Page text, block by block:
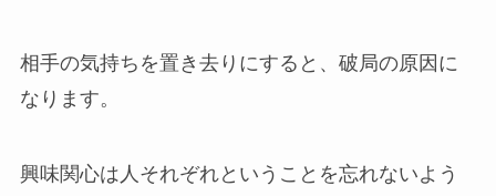
相手の気持ちを置き去りにすると、破局の原因に
なります。
興味関心は人それぞれということを忘れないよう